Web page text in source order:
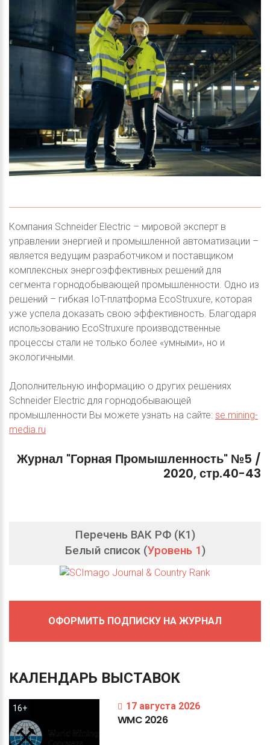
Компания Schneider Electric – мировой эксперт в
управлении энергией и промышленной автоматизации –
является ведущим разработчиком и поставщиком
комплексных энергоэффективных решений для
сегмента горнодобывающей промышленности. Одно из
решений – гибкая IoT-платформа EcoStruxure, которая
уже успела доказать свою эффективность. Благодаря
использованию EcoStruxure производственные
процессы стали не только более «умными», но и
экологичными.
Дополнительную информацию о других решениях
Schneider Electric для горнодобывающей
промышленности Вы можете узнать на сайте: se.mining-
media.ru
Журнал "Горная Промышленность" №5 /
2020,стр.40-43
Перечень ВАК РФ (K1)
Белый список (Уровень 1)
ОФОРМИТЬ ПОДПИСКУ НА ЖУРНАЛ
КАЛЕНДАРЬ ВЫСТАВОК
16+ 17 августа 2026
WMC 2026